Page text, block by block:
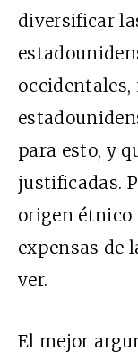
diversificar
occidentales,
para esto, y
justificadas.
origen étnico
expensas de
ver.
El mejor